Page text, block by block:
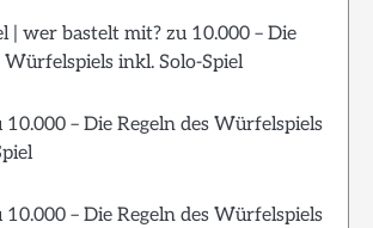
| wer bastelt mit?zu 10.000 – Die
Würfelspiels inkl. Solo-Spiel
10.000 – Die Regeln des Würfelspiels
10.000 – Die Regeln des Würfelspiels